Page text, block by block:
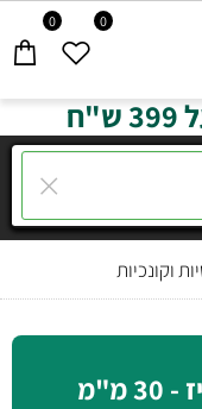
0 0
וקונכיות
ידית כפתור 2025 וינטג' פליז - 30 מ"מ